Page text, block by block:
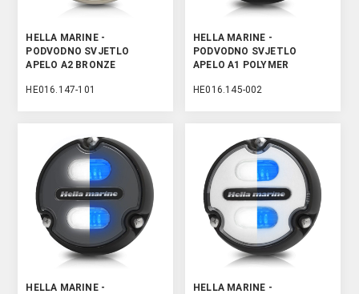
HELLA MARINE -
PODVODNO SVJETLO
APELO A2 BRONZE
HE016.147-101
HELLA MARINE -
PODVODNO SVJETLO
APELO A1 POLYMER
HE016.145-002
HELLA MARINE -
HELLA MARINE -